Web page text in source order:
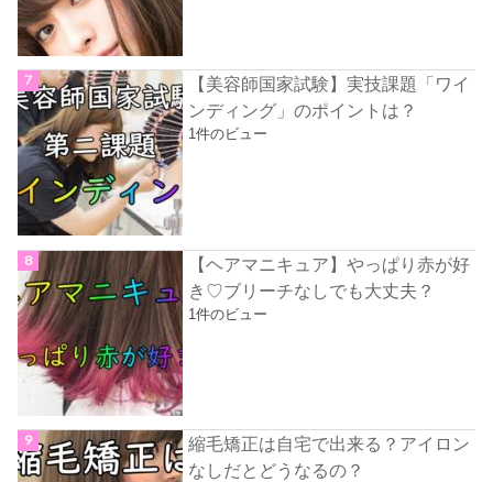
【美容師国家試験】実技課題「ワイ
ンディング」のポイントは？
1件のビュー
【ヘアマニキュア】やっぱり赤が好
き♡ブリーチなしでも大丈夫？
1件のビュー
縮毛矯正は自宅で出来る？アイロン
なしだとどうなるの？